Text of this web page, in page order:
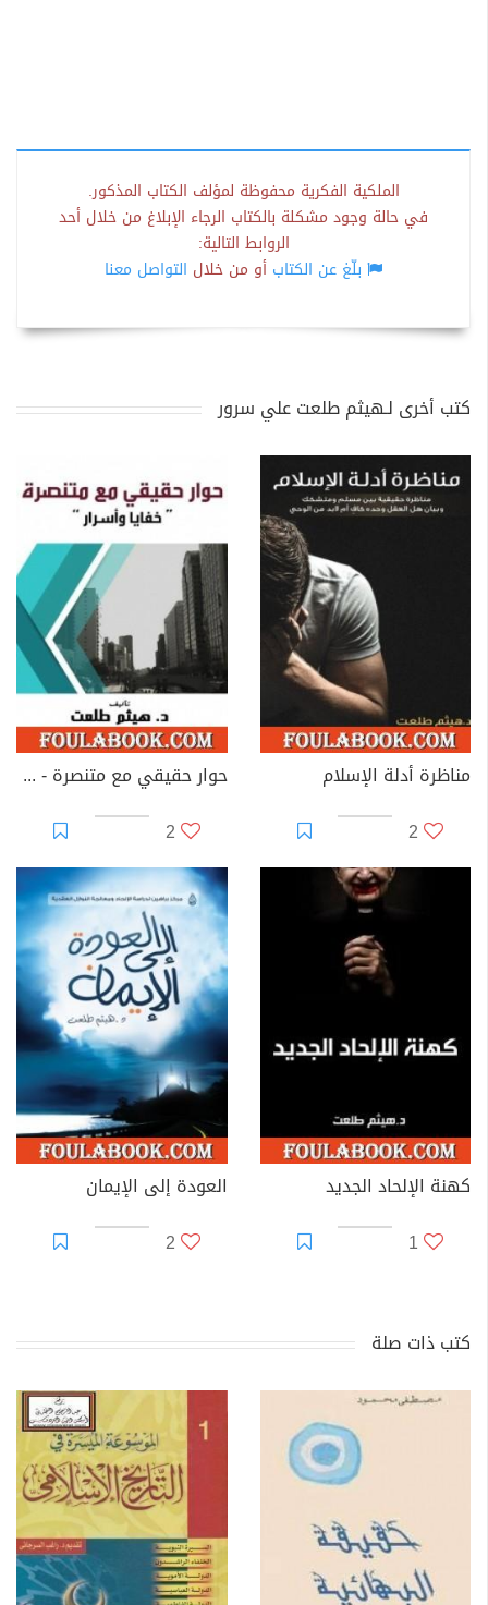
الملكية الفكرية محفوظة لمؤلف الكتاب المذكور.
في حالة وجود مشكلة بالكتاب الرجاء الإبلاغ من خلال أحد
الروابط التالية:
بلّغ عن الكتاب أو من خلال التواصل معنا
كتب أخرى لـهيثم طلعت علي سرور
مناظرة أدلة الإسلام
2
حوار حقيقي مع متنصرة - خفايا وأسرار
2
كهنة الإلحاد الجديد
1
العودة إلى الإيمان
2
كتب ذات صلة